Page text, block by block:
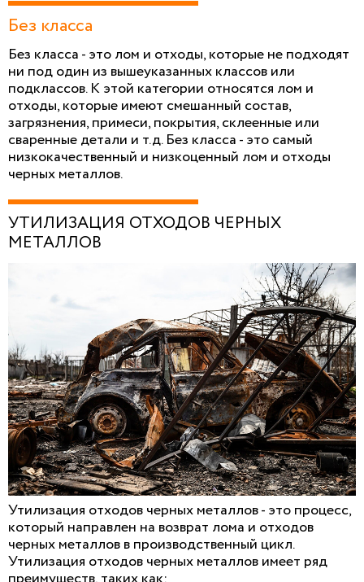
Без класса
Без класса - это лом и отходы, которые не подходят
ни под один из вышеуказанных классов или
подклассов. К этой категории относятся лом и
отходы, которые имеют смешанный состав,
загрязнения, примеси, покрытия, склеенные или
сваренные детали и т.д. Без класса - это самый
низкокачественный и низкоценный лом и отходы
черных металлов.
УТИЛИЗАЦИЯ ОТХОДОВ ЧЕРНЫХ
МЕТАЛЛОВ
Утилизация отходов черных металлов - это процесс,
который направлен на возврат лома и отходов
черных металлов в производственный цикл.
Утилизация отходов черных металлов имеет ряд